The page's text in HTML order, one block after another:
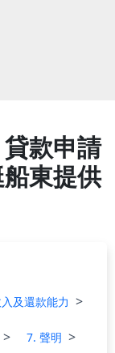
貸款申請
東提供
及還款能力
7. 聲明